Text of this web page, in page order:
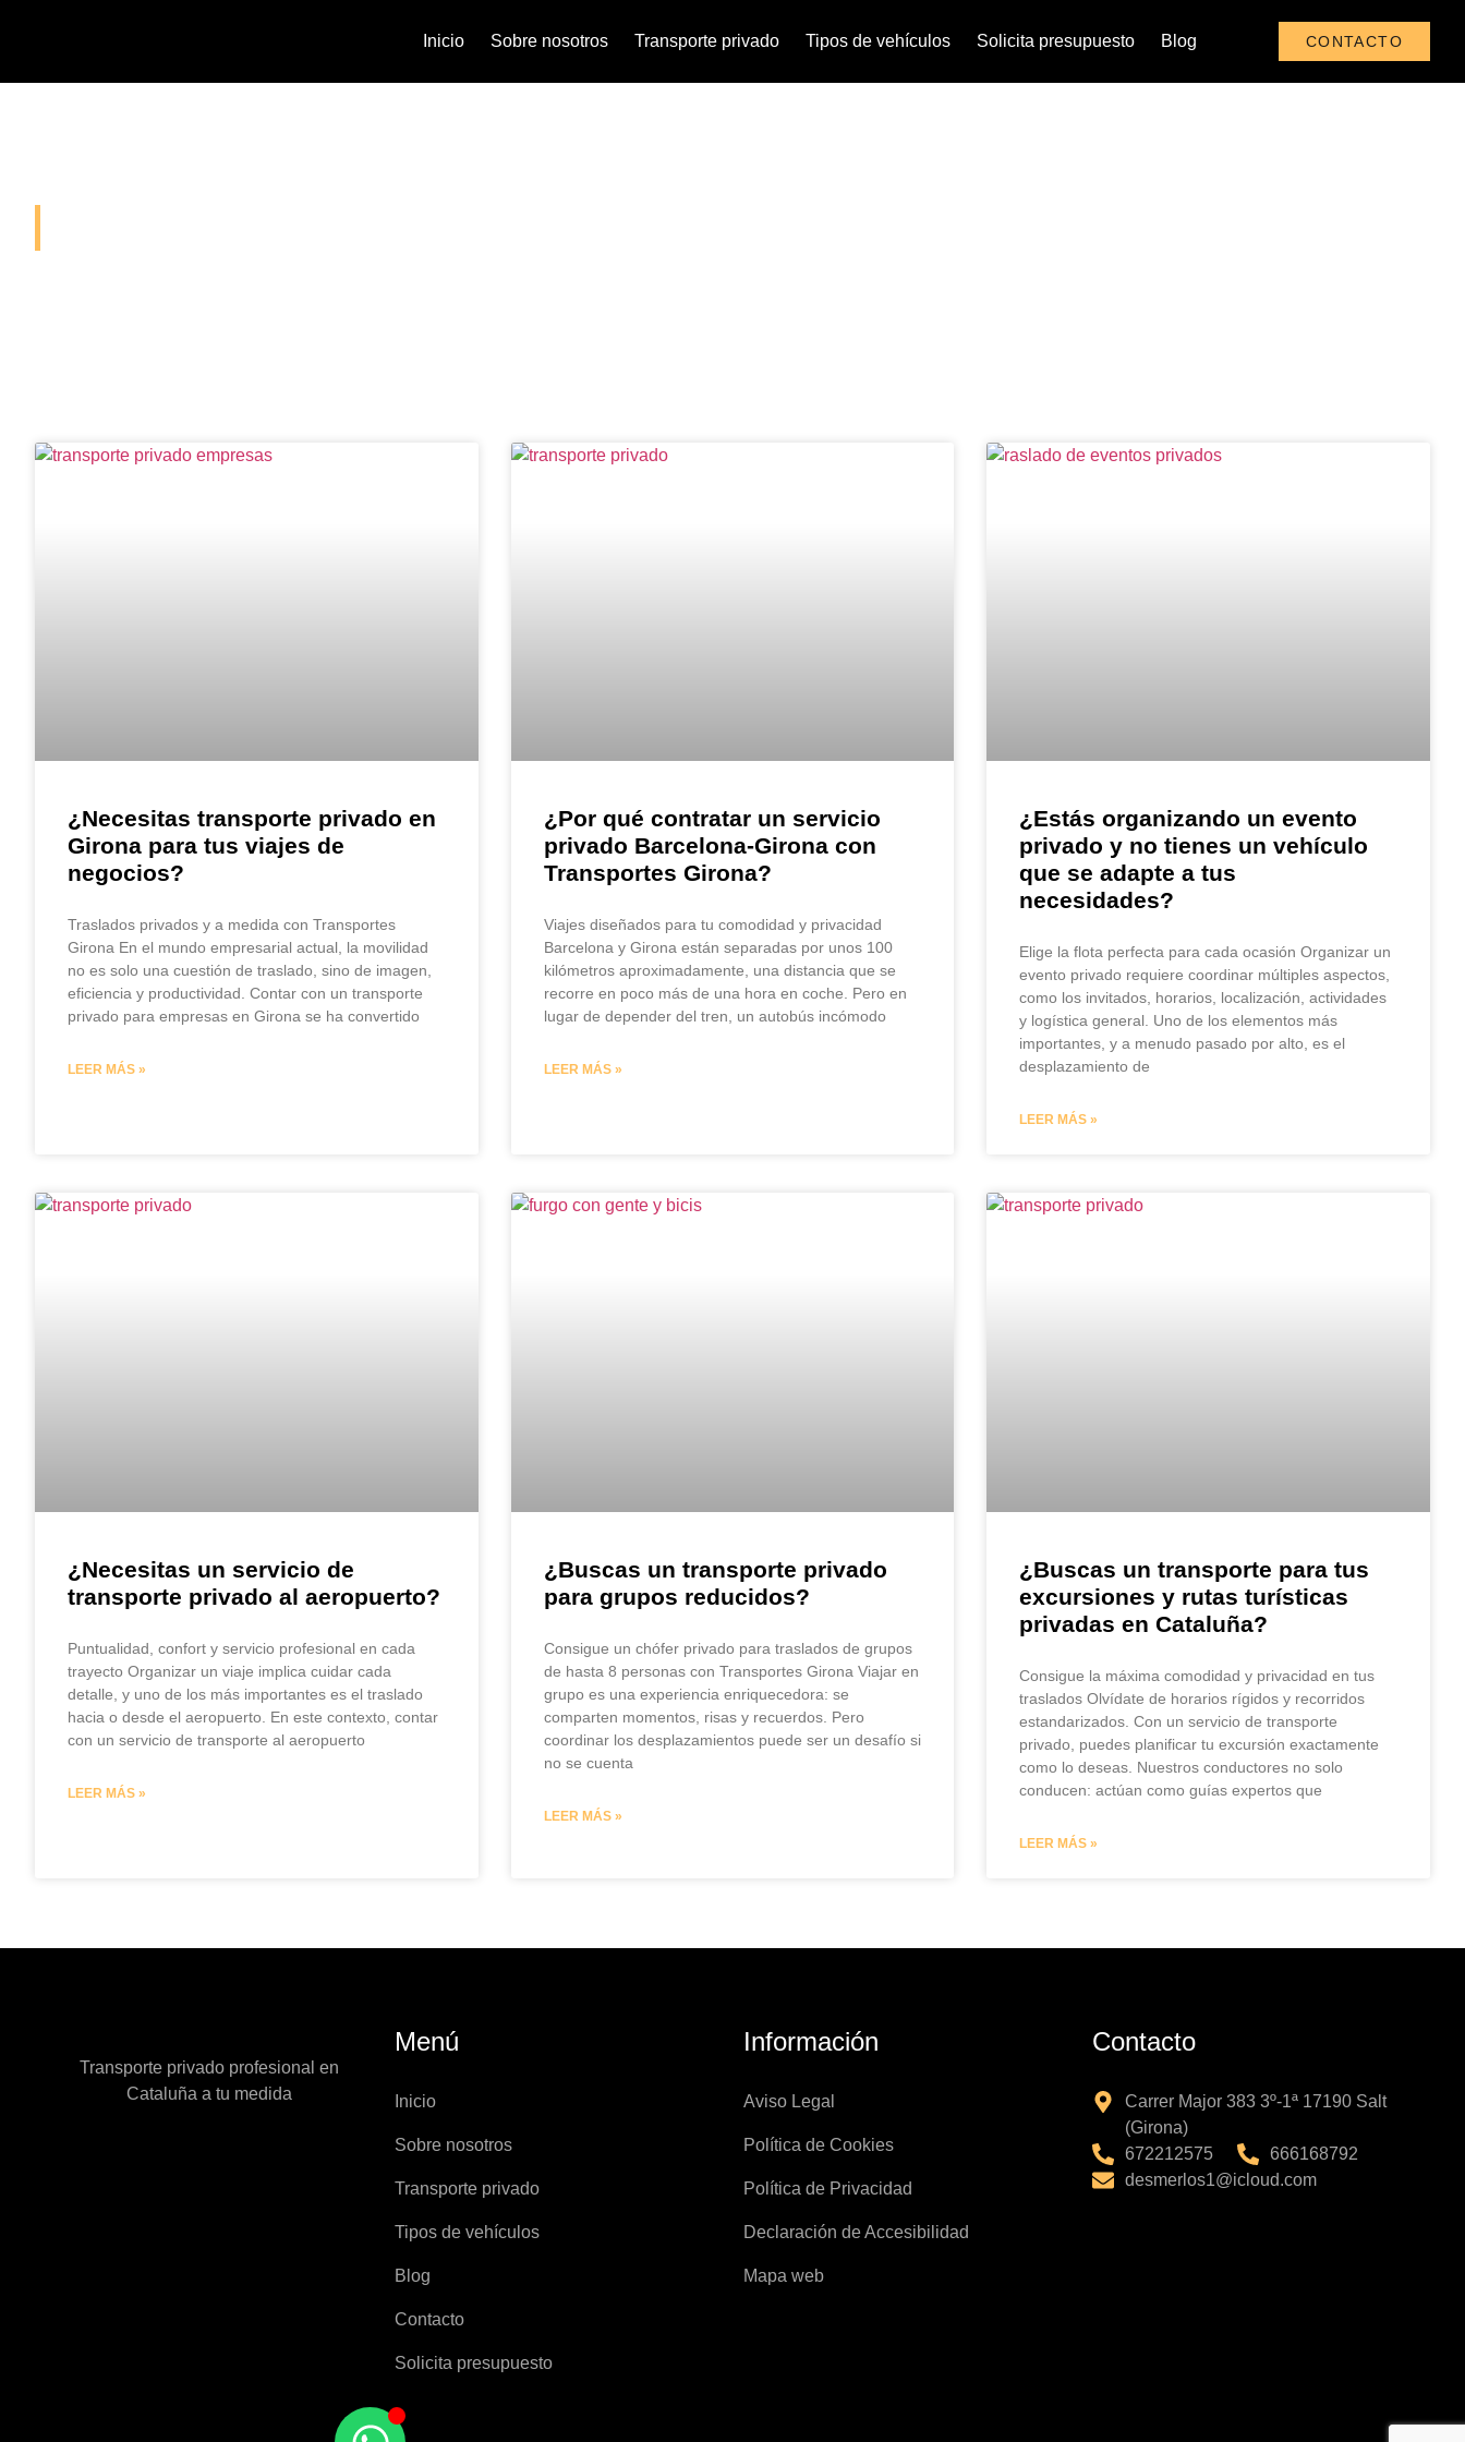
Inicio Sobre nosotros Transporte privado Tipos de vehículos Solicita presupuesto Blog CONTACTO
¿Necesitas transporte privado en
Girona para tus viajes de
negocios?
Traslados privados y a medida con Transportes
Girona En el mundo empresarial actual, la movilidad
no es solo una cuestión de traslado, sino de imagen,
eficiencia y productividad. Contar con un transporte
privado para empresas en Girona se ha convertido
LEER MÁS »
¿Por qué contratar un servicio
privado Barcelona-Girona con
Transportes Girona?
Viajes diseñados para tu comodidad y privacidad
Barcelona y Girona están separadas por unos 100
kilómetros aproximadamente, una distancia que se
recorre en poco más de una hora en coche. Pero en
lugar de depender del tren, un autobús incómodo
LEER MÁS »
¿Estás organizando un evento
privado y no tienes un vehículo
que se adapte a tus
necesidades?
Elige la flota perfecta para cada ocasión Organizar un
evento privado requiere coordinar múltiples aspectos,
como los invitados, horarios, localización, actividades
y logística general. Uno de los elementos más
importantes, y a menudo pasado por alto, es el
desplazamiento de
LEER MÁS »
¿Necesitas un servicio de
transporte privado al aeropuerto?
Puntualidad, confort y servicio profesional en cada
trayecto Organizar un viaje implica cuidar cada
detalle, y uno de los más importantes es el traslado
hacia o desde el aeropuerto. En este contexto, contar
con un servicio de transporte al aeropuerto
LEER MÁS »
¿Buscas un transporte privado
para grupos reducidos?
Consigue un chófer privado para traslados de grupos
de hasta 8 personas con Transportes Girona Viajar en
grupo es una experiencia enriquecedora: se
comparten momentos, risas y recuerdos. Pero
coordinar los desplazamientos puede ser un desafío si
no se cuenta
LEER MÁS »
¿Buscas un transporte para tus
excursiones y rutas turísticas
privadas en Cataluña?
Consigue la máxima comodidad y privacidad en tus
traslados Olvídate de horarios rígidos y recorridos
estandarizados. Con un servicio de transporte
privado, puedes planificar tu excursión exactamente
como lo deseas. Nuestros conductores no solo
conducen: actúan como guías expertos que
LEER MÁS »
Transporte privado profesional en
Cataluña a tu medida
Menú
Inicio
Sobre nosotros
Transporte privado
Tipos de vehículos
Blog
Contacto
Solicita presupuesto
Información
Aviso Legal
Política de Cookies
Política de Privacidad
Declaración de Accesibilidad
Mapa web
Contacto
Carrer Major 383 3º-1ª 17190 Salt
(Girona)
672212575
666168792
desmerlos1@icloud.com